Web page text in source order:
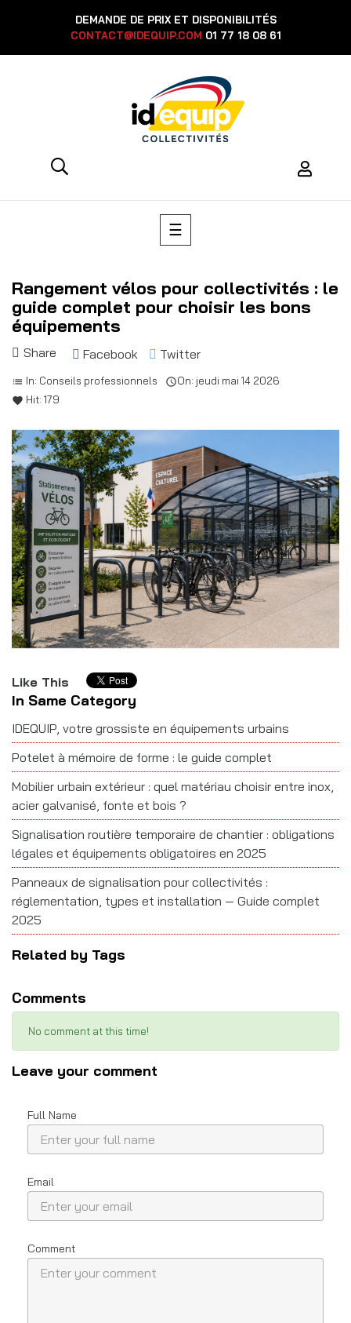
DEMANDE DE PRIX ET DISPONIBILITÉS
CONTACT@IDEQUIP.COM 01 77 18 08 61
Toggle
navigation
☰
Rangement vélos pour collectivités : le
guide complet pour choisir les bons
équipements
Share Facebook Twitter
list In: Conseils professionnels On: jeudi mai 14 2026
favorite Hit: 179
Like This
In Same Category
IDEQUIP, votre grossiste en équipements urbains
Potelet à mémoire de forme : le guide complet
Mobilier urbain extérieur : quel matériau choisir entre inox,
acier galvanisé, fonte et bois ?
Signalisation routière temporaire de chantier : obligations
légales et équipements obligatoires en 2025
Panneaux de signalisation pour collectivités :
réglementation, types et installation — Guide complet
2025
Related by Tags
Comments
No comment at this time!
Leave your comment
Full Name
Email
Comment